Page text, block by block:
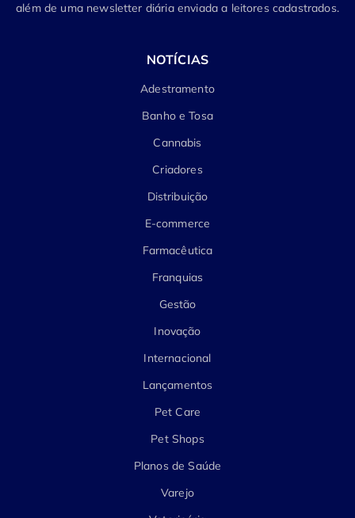
além de uma newsletter diária enviada a leitores cadastrados.
NOTÍCIAS
Adestramento
Banho e Tosa
Cannabis
Criadores
Distribuição
E-commerce
Farmacêutica
Franquias
Gestão
Inovação
Internacional
Lançamentos
Pet Care
Pet Shops
Planos de Saúde
Varejo